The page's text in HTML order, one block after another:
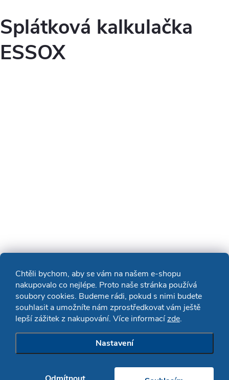
Chtěli bychom, aby se vám na našem e-shopu
nakupovalo co nejlépe. Proto naše stránka používá
soubory cookies. Budeme rádi, pokud s nimi budete
souhlasit a umožníte nám zprostředkovat vám ještě
lepší zážitek z nakupování. Více informacízde.
Nastavení
Splátková kalkulačka
ESSOX